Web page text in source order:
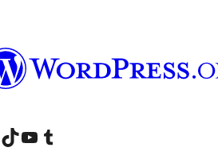
konto
Visit our TikTok account
Visit our YouTube channel
Visit our Tumblr account